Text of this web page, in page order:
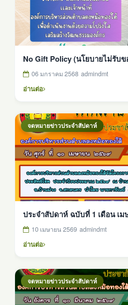
No Gift Policy (นโยบายไม่รับ
06 มกราคม 2568 admindmt
อ่านต่อ
จดหมายข่าวประจำสัปดาห์
10 เมษายน 2569 admindmt
อ่านต่อ
จดหมายข่าวประจำสัปดาห์